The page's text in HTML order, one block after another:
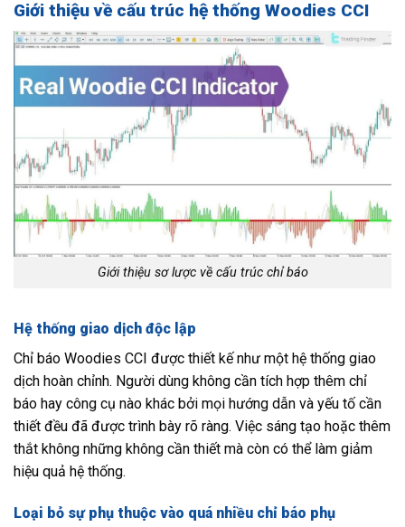
Giới thiệu về cấu trúc hệ thống Woodies CCI
Giới thiệu sơ lược về cấu trúc chỉ báo
Hệ thống giao dịch độc lập
Chỉ báo Woodies CCI được thiết kế như một hệ thống giao
dịch hoàn chỉnh. Người dùng không cần tích hợp thêm chỉ
báo hay công cụ nào khác bởi mọi hướng dẫn và yếu tố cần
thiết đều đã được trình bày rõ ràng. Việc sáng tạo hoặc thêm
thắt không những không cần thiết mà còn có thể làm giảm
hiệu quả hệ thống.
Loại bỏ sự phụ thuộc vào quá nhiều chỉ báo phụ